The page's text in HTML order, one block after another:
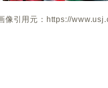
像引用元：https://